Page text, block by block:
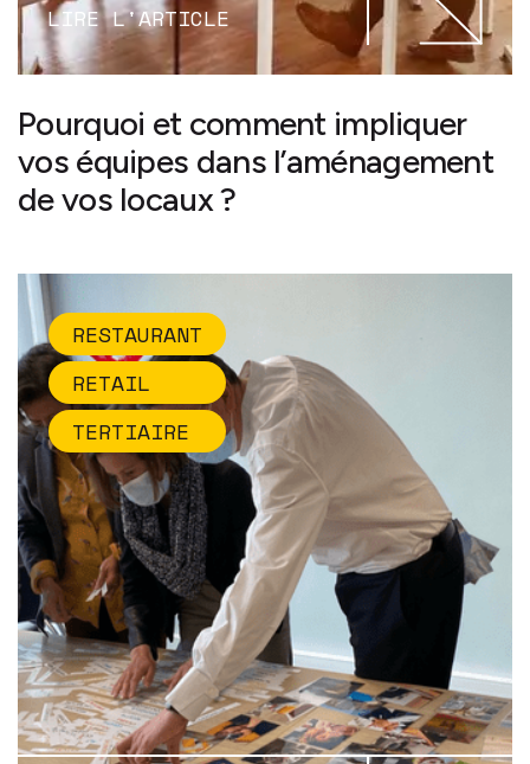
LIRE L'ARTICLE
Pourquoi et comment impliquer
vos équipes dans l’aménagement
de vos locaux ?
RESTAURANT
RETAIL
TERTIAIRE